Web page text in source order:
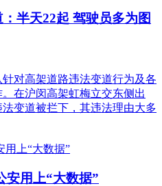
半天22起 驾驶员多为图
对高架道路违法变道行为及各
在沪闵高架虹梅立交东侧出
变道被拦下，其违法理由大多
安用上“大数据”